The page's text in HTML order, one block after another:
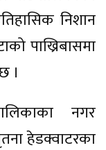
निशान
पाख्रिबासमा
।
नगर
हेडक्वाटरका